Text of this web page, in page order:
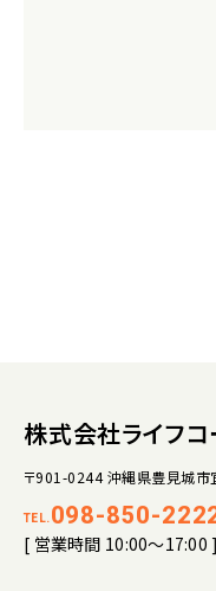
株式会社ライフ
〒901-0244 沖縄県豊見城市
TEL. 098-850-
[ 営業時間 10:00～17:00 ]